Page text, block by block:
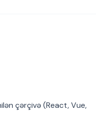
çərçivə (React, Vue,